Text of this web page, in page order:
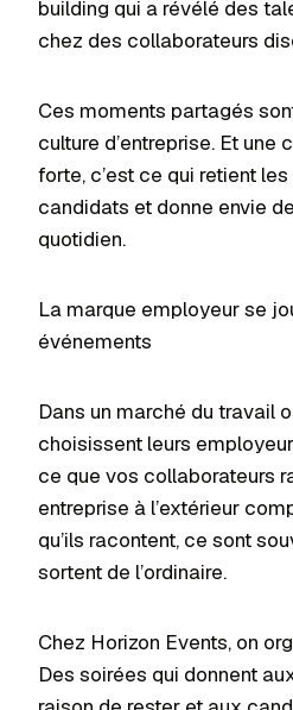
building qui a révélé des
chez des collaborateurs
Ces moments partagés
culture d’entreprise. Et une
forte, c’est ce qui retient
candidats et donne envie
quotidien.
La marque employeur se
événements
Dans un marché du travail
choisissent leurs
ce que vos collaborateurs
entreprise à l’extérieur
qu’ils racontent, ce sont
sortent de l’ordinaire.
Chez Horizon Events, on
Des soirées qui donnent